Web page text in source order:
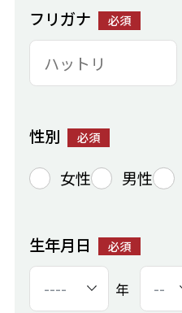
フリガナ 必須
性別 必須
女性 男性
生年月日 必須
年